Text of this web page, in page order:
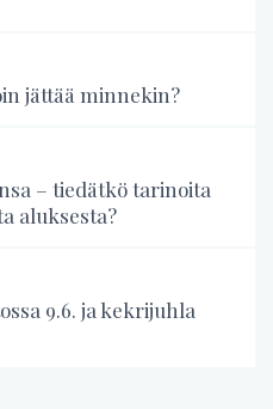
jättää minnekin?
– tiedätkö tarinoita
aluksesta?
9.6. ja kekrijuhla